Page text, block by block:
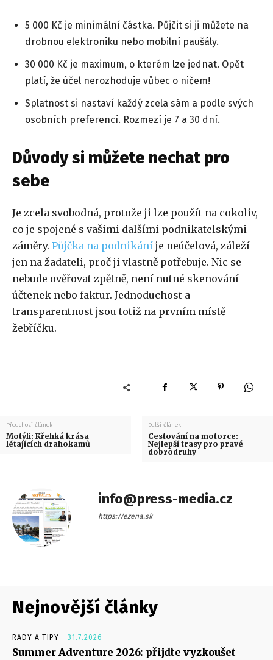
5 000 Kč je minimální částka. Půjčit si ji můžete na
drobnou elektroniku nebo mobilní paušály.
30 000 Kč je maximum, o kterém lze jednat. Opět
platí, že účel nerozhoduje vůbec o ničem!
Splatnost si nastaví každý zcela sám a podle svých
osobních preferencí. Rozmezí je 7 a 30 dní.
Důvody si můžete nechat pro
sebe
Je zcela svobodná, protože ji lze použít na cokoliv,
co je spojené s vašimi dalšími podnikatelskými
záměry. Půjčka na podnikání je neúčelová, záleží
jen na žadateli, proč ji vlastně potřebuje. Nic se
nebude ověřovat zpětně, není nutné skenování
účtenek nebo faktur. Jednoduchost a
transparentnost jsou totiž na prvním místě
žebříčku.
Předchozí článek
Motýli: Křehká krása
létajících drahokamů
Další článek
Cestování na motorce:
Nejlepší trasy pro pravé
dobrodruhy
info@press-media.cz
https://ezena.sk
Nejnovější články
RADY A TIPY 31.7.2026
Summer Adventure 2026: přijďte vyzkoušet